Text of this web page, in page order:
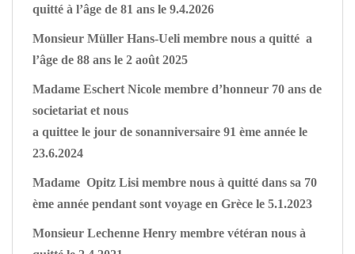
quitté à l’âge de 81 ans le 9.4.2026
Monsieur Müller Hans-Ueli membre nous a quitté a
l’âge de 88 ans le 2 août 2025
Madame Eschert Nicole membre d’honneur 70 ans de
societariat et nous
a quittee le jour de sonanniversaire 91 ème année le
23.6.2024
Madame Opitz Lisi membre nous à quitté dans sa 70
ème année pendant sont voyage en Grèce le 5.1.2023
Monsieur Lechenne Henry membre vétéran nous à